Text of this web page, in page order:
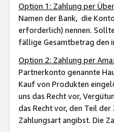
Option 1: Zahlung per
Namen der Bank, die
erforderlich) nennen.
fällige Gesamtbetrag den
Option 2: Zahlung per
Partnerkonto genannte
Kauf von Produkten
uns das Recht vor,
das Recht vor, den Teil
Zahlungsart angibst. Die